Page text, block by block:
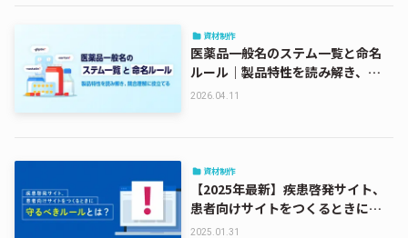
資材制作
医薬品一般名のステム一覧と命名
ルール｜製品特性を読み解き、競
合理解に役立てる
2026.04.11
資材制作
【2025年最新】疾患啓発サイト、
患者向けサイトをつくるときに守
るべきルールとは？
2025.01.31